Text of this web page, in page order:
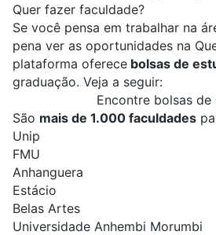
Quer fazer faculdade?
Se você pensa em trabalhar na
pena ver as oportunidades na
plataforma oferece bolsas de
graduação. Veja a seguir:
Encontre bolsas de
São mais de 1.000 faculdades
Unip
FMU
Anhanguera
Estácio
Belas Artes
Universidade Anhembi Morumbi